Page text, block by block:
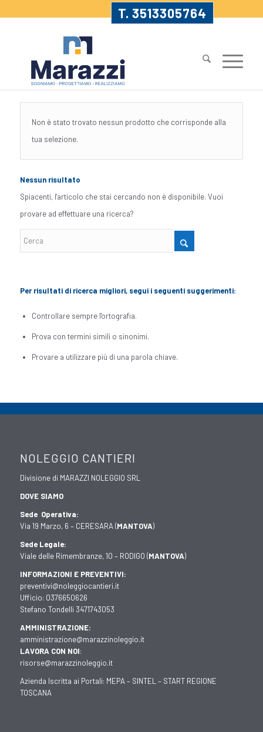
T. 3513305764
Non è stato trovato nessun prodotto che corrisponde alla
tua selezione.
Nessun risultato
Spiacenti, l'articolo che stai cercando non è disponibile. Vuoi
provare ad effettuare una ricerca?
Per risultati di ricerca migliori, segui i seguenti suggerimenti:
Controllare sempre l'ortografia.
Prova con termini simili o sinonimi.
Provare a utilizzare più di una parola chiave.
NOLEGGIO CANTIERI
Divisione di MARAZZI NOLEGGIO SRL
DOVE SIAMO
Sede Operativa:
Via 19 Marzo, 6 – CERESARA (MANTOVA)
Sede Legale:
Viale delle Rimembranze, 10 – RODIGO (MANTOVA)
INFORMAZIONI E PREVENTIVI:
preventivi@noleggiocantieri.it
Ufficio: 0376650626
Stefano Tondelli 3471743053
AMMINISTRAZIONE:
amministrazione@marazzinoleggio.it
LAVORA CON NOI:
risorse@marazzinoleggio.it
Azienda Iscritta ai Portali: MEPA– SINTEL– START REGIONE
TOSCANA